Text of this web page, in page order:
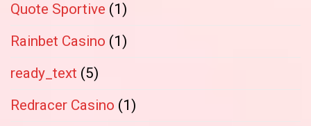
Quote Sportive (1)
Rainbet Casino (1)
ready_text (5)
Redracer Casino (1)